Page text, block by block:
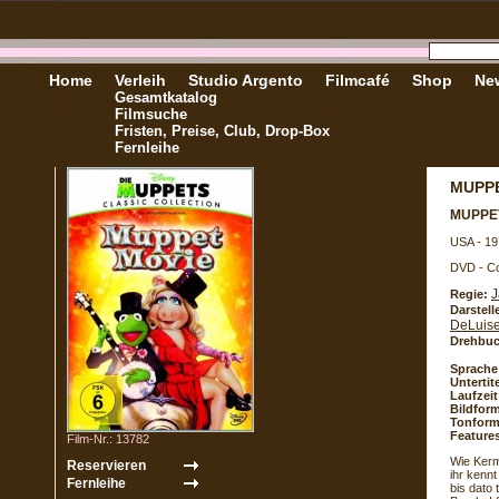
Home Verleih
Gesamtkatalog
Filmsuche
Fristen, Preise, Club, Drop-Box
Fernleihe
Studio Argento Filmcafé Shop
Film-Nr.: 13782
USA -
DVD -
Regie:
Wie
ihr kennt
bis dato